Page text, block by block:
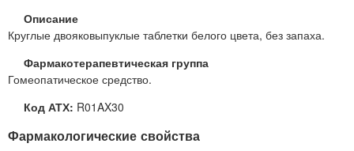
Описание
Круглые двояковыпуклые таблетки белого цвета, без запаха.
Фармакотерапевтическая группа
Гомеопатическое средство.
Код АТХ: R01AX30
Фармакологические свойства